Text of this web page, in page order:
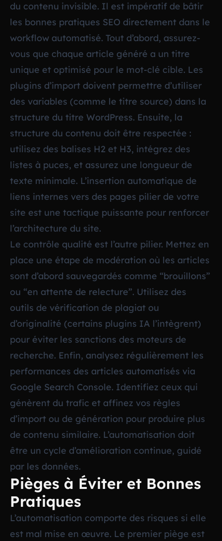
du contenu invisible. Il est impératif de bâtir
les bonnes pratiques SEO directement dans le
workflow automatisé. Tout d’abord, assurez-
vous que chaque article généré a un titre
unique et optimisé pour le mot-clé cible. Les
plugins d’import doivent permettre d’utiliser
des variables (comme le titre source) dans la
structure du titre WordPress. Ensuite, la
structure du contenu doit être respectée :
utilisez des balises H2 et H3, intégrez des
listes à puces, et assurez une longueur de
texte minimale. L’insertion automatique de
liens internes vers des pages pilier de votre
site est une tactique puissante pour renforcer
l’architecture du site.
Le contrôle qualité est l’autre pilier. Mettez en
place une étape de modération où les articles
sont d’abord sauvegardés comme “brouillons”
ou “en attente de relecture”. Utilisez des
outils de vérification de plagiat ou
d’originalité (certains plugins IA l’intègrent)
pour éviter les sanctions des moteurs de
recherche. Enfin, analysez régulièrement les
performances des articles automatisés via
Google Search Console. Identifiez ceux qui
génèrent du trafic et affinez vos règles
d’import ou de génération pour produire plus
de contenu similaire. L’automatisation doit
être un cycle d’amélioration continue, guidé
par les données.
Pièges à Éviter et Bonnes
Pratiques
L’automatisation comporte des risques si elle
est mal mise en œuvre. Le premier piège est